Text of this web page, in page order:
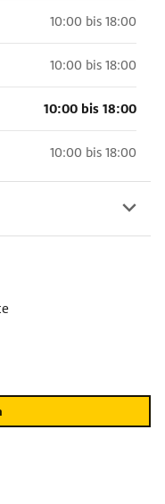
10:00 bis 18:00
10:00 bis 18:00
10:00 bis 18:00
10:00 bis 18:00